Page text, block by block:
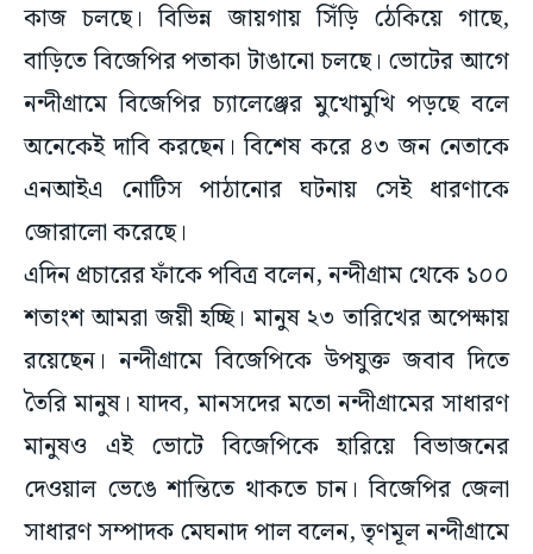
কাজ চলছে। বিভিন্ন জায়গায় সিঁড়ি ঠেকিয়ে গাছে,
বাড়িতে বিজেপির পতাকা টাঙানো চলছে। ভোটের আগে
নন্দীগ্রামে বিজেপির চ্যালেঞ্জের মুখোমুখি পড়ছে বলে
অনেকেই দাবি করছেন। বিশেষ করে ৪৩ জন নেতাকে
এনআইএ নোটিস পাঠানোর ঘটনায় সেই ধারণাকে
জোরালো করেছে।
এদিন প্রচারের ফাঁকে পবিত্র বলেন, নন্দীগ্রাম থেকে ১০০
শতাংশ আমরা জয়ী হচ্ছি। মানুষ ২৩ তারিখের অপেক্ষায়
রয়েছেন। নন্দীগ্রামে বিজেপিকে উপযুক্ত জবাব দিতে
তৈরি মানুষ। যাদব, মানসদের মতো নন্দীগ্রামের সাধারণ
মানুষও এই ভোটে বিজেপিকে হারিয়ে বিভাজনের
দেওয়াল ভেঙে শান্তিতে থাকতে চান। বিজেপির জেলা
সাধারণ সম্পাদক মেঘনাদ পাল বলেন, তৃণমূল নন্দীগ্রামে